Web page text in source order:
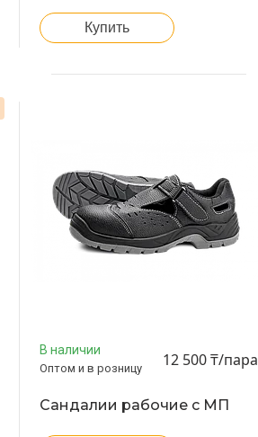
Купить
В наличии
Оптом и в розницу 12 500 ₸/пара
Сандалии рабочие с МП